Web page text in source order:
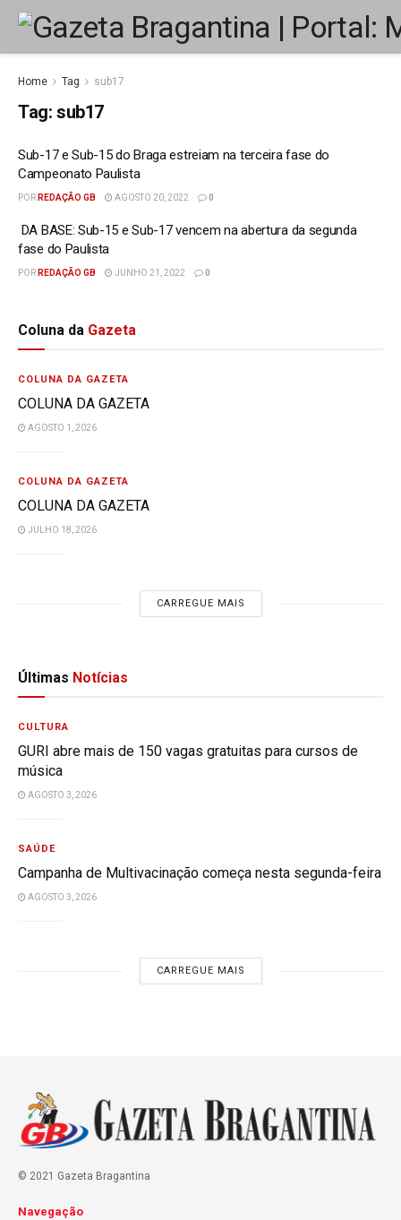
Home Tag sub17
Tag: sub17
Sub-17 e Sub-15 do Braga estreiam na terceira fase do
Campeonato Paulista
POR REDAÇÃO GB AGOSTO 20, 2022 0
DA BASE: Sub-15 e Sub-17 vencem na abertura da segunda
fase do Paulista
POR REDAÇÃO GB JUNHO 21, 2022 0
Coluna da Gazeta
COLUNA DA GAZETA
COLUNA DA GAZETA
AGOSTO 1, 2026
COLUNA DA GAZETA
COLUNA DA GAZETA
JULHO 18, 2026
CARREGUE MAIS
Últimas Notícias
CULTURA
GURI abre mais de 150 vagas gratuitas para cursos de
música
AGOSTO 3, 2026
SAÚDE
Campanha de Multivacinação começa nesta segunda-feira
AGOSTO 3, 2026
CARREGUE MAIS
© 2021 Gazeta Bragantina
Navegação